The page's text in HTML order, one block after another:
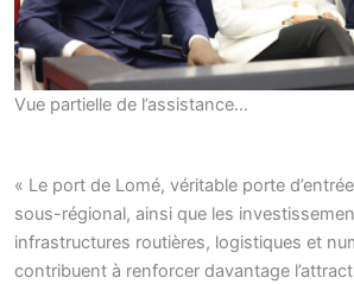
Vue partielle de l’assistance…
« Le port de Lomé, véritable porte
sous-régional, ainsi que les
infrastructures routières, logistiques et
contribuent à renforcer davantage